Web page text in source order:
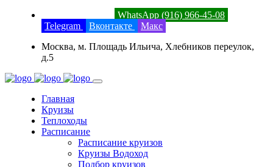
WhatsApp (916) 966-45-08
Telegram
Вконтакте
Макс
Москва, м. Площадь Ильича, Хлебников переулок,
д.5
Главная
Круизы
Теплоходы
Расписание
Расписание круизов
Круизы Водоход
Подбор круизов